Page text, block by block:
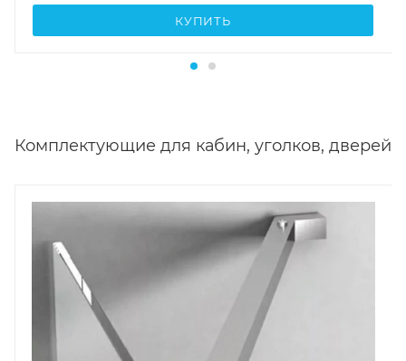
КУПИТЬ
Комплектующие для кабин, уголков, дверей